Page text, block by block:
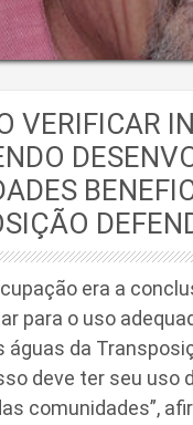
VERIFICAR
era a
para o uso
águas da
deve ter seu uso
comunidades”,